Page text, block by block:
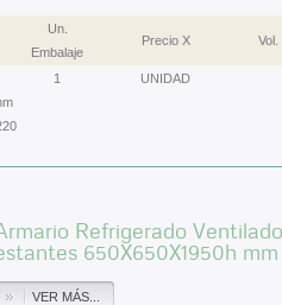
Un.
Embalaje
Precio X Vol.
1 UNIDAD
Refrigerado
650X650X1950h
VER MÁS...